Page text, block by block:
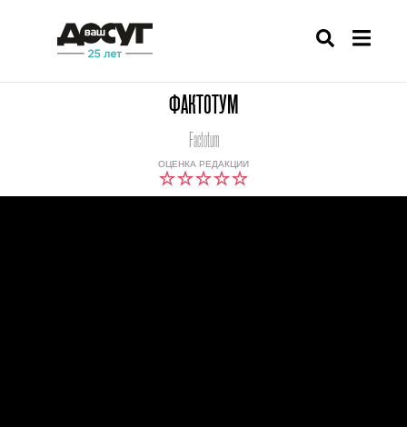
ФАКТОТУМ
ОЦЕНКА РЕДАКЦИИ
Factotum